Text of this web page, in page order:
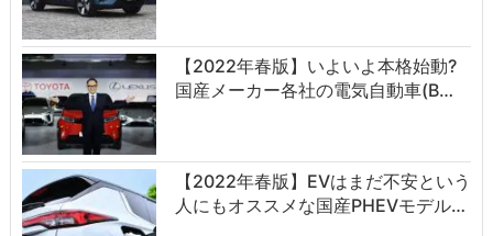
【2022年春版】いよいよ本格始動?
国産メーカー各社の電気自動車(B…
【2022年春版】EVはまだ不安という
人にもオススメな国産PHEVモデル…